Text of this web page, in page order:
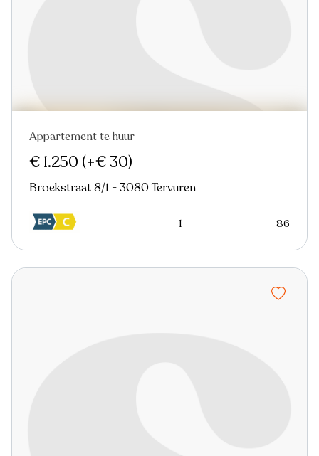
Appartement te huur
€ 1.250 (+€ 30)
Broekstraat 8/1 - 3080 Tervuren
1 86